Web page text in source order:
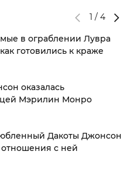
1 / 4
в ограблении Лувра
готовились к краже
оказалась
Мэрилин Монро
Дакоты Джонсон
с ней